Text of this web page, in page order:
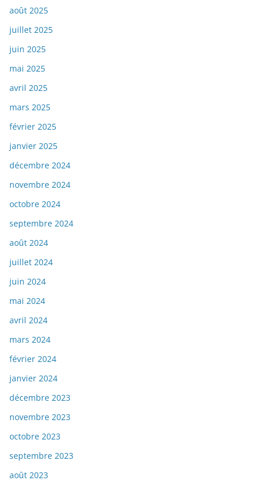
août 2025
juillet 2025
juin 2025
mai 2025
avril 2025
mars 2025
février 2025
janvier 2025
décembre 2024
novembre 2024
octobre 2024
septembre 2024
août 2024
juillet 2024
juin 2024
mai 2024
avril 2024
mars 2024
février 2024
janvier 2024
décembre 2023
novembre 2023
octobre 2023
septembre 2023
août 2023